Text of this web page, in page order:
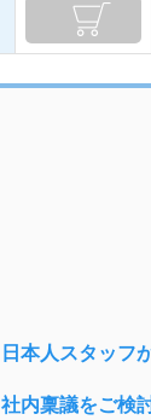
日本人スタッフ
社内稟議をご検